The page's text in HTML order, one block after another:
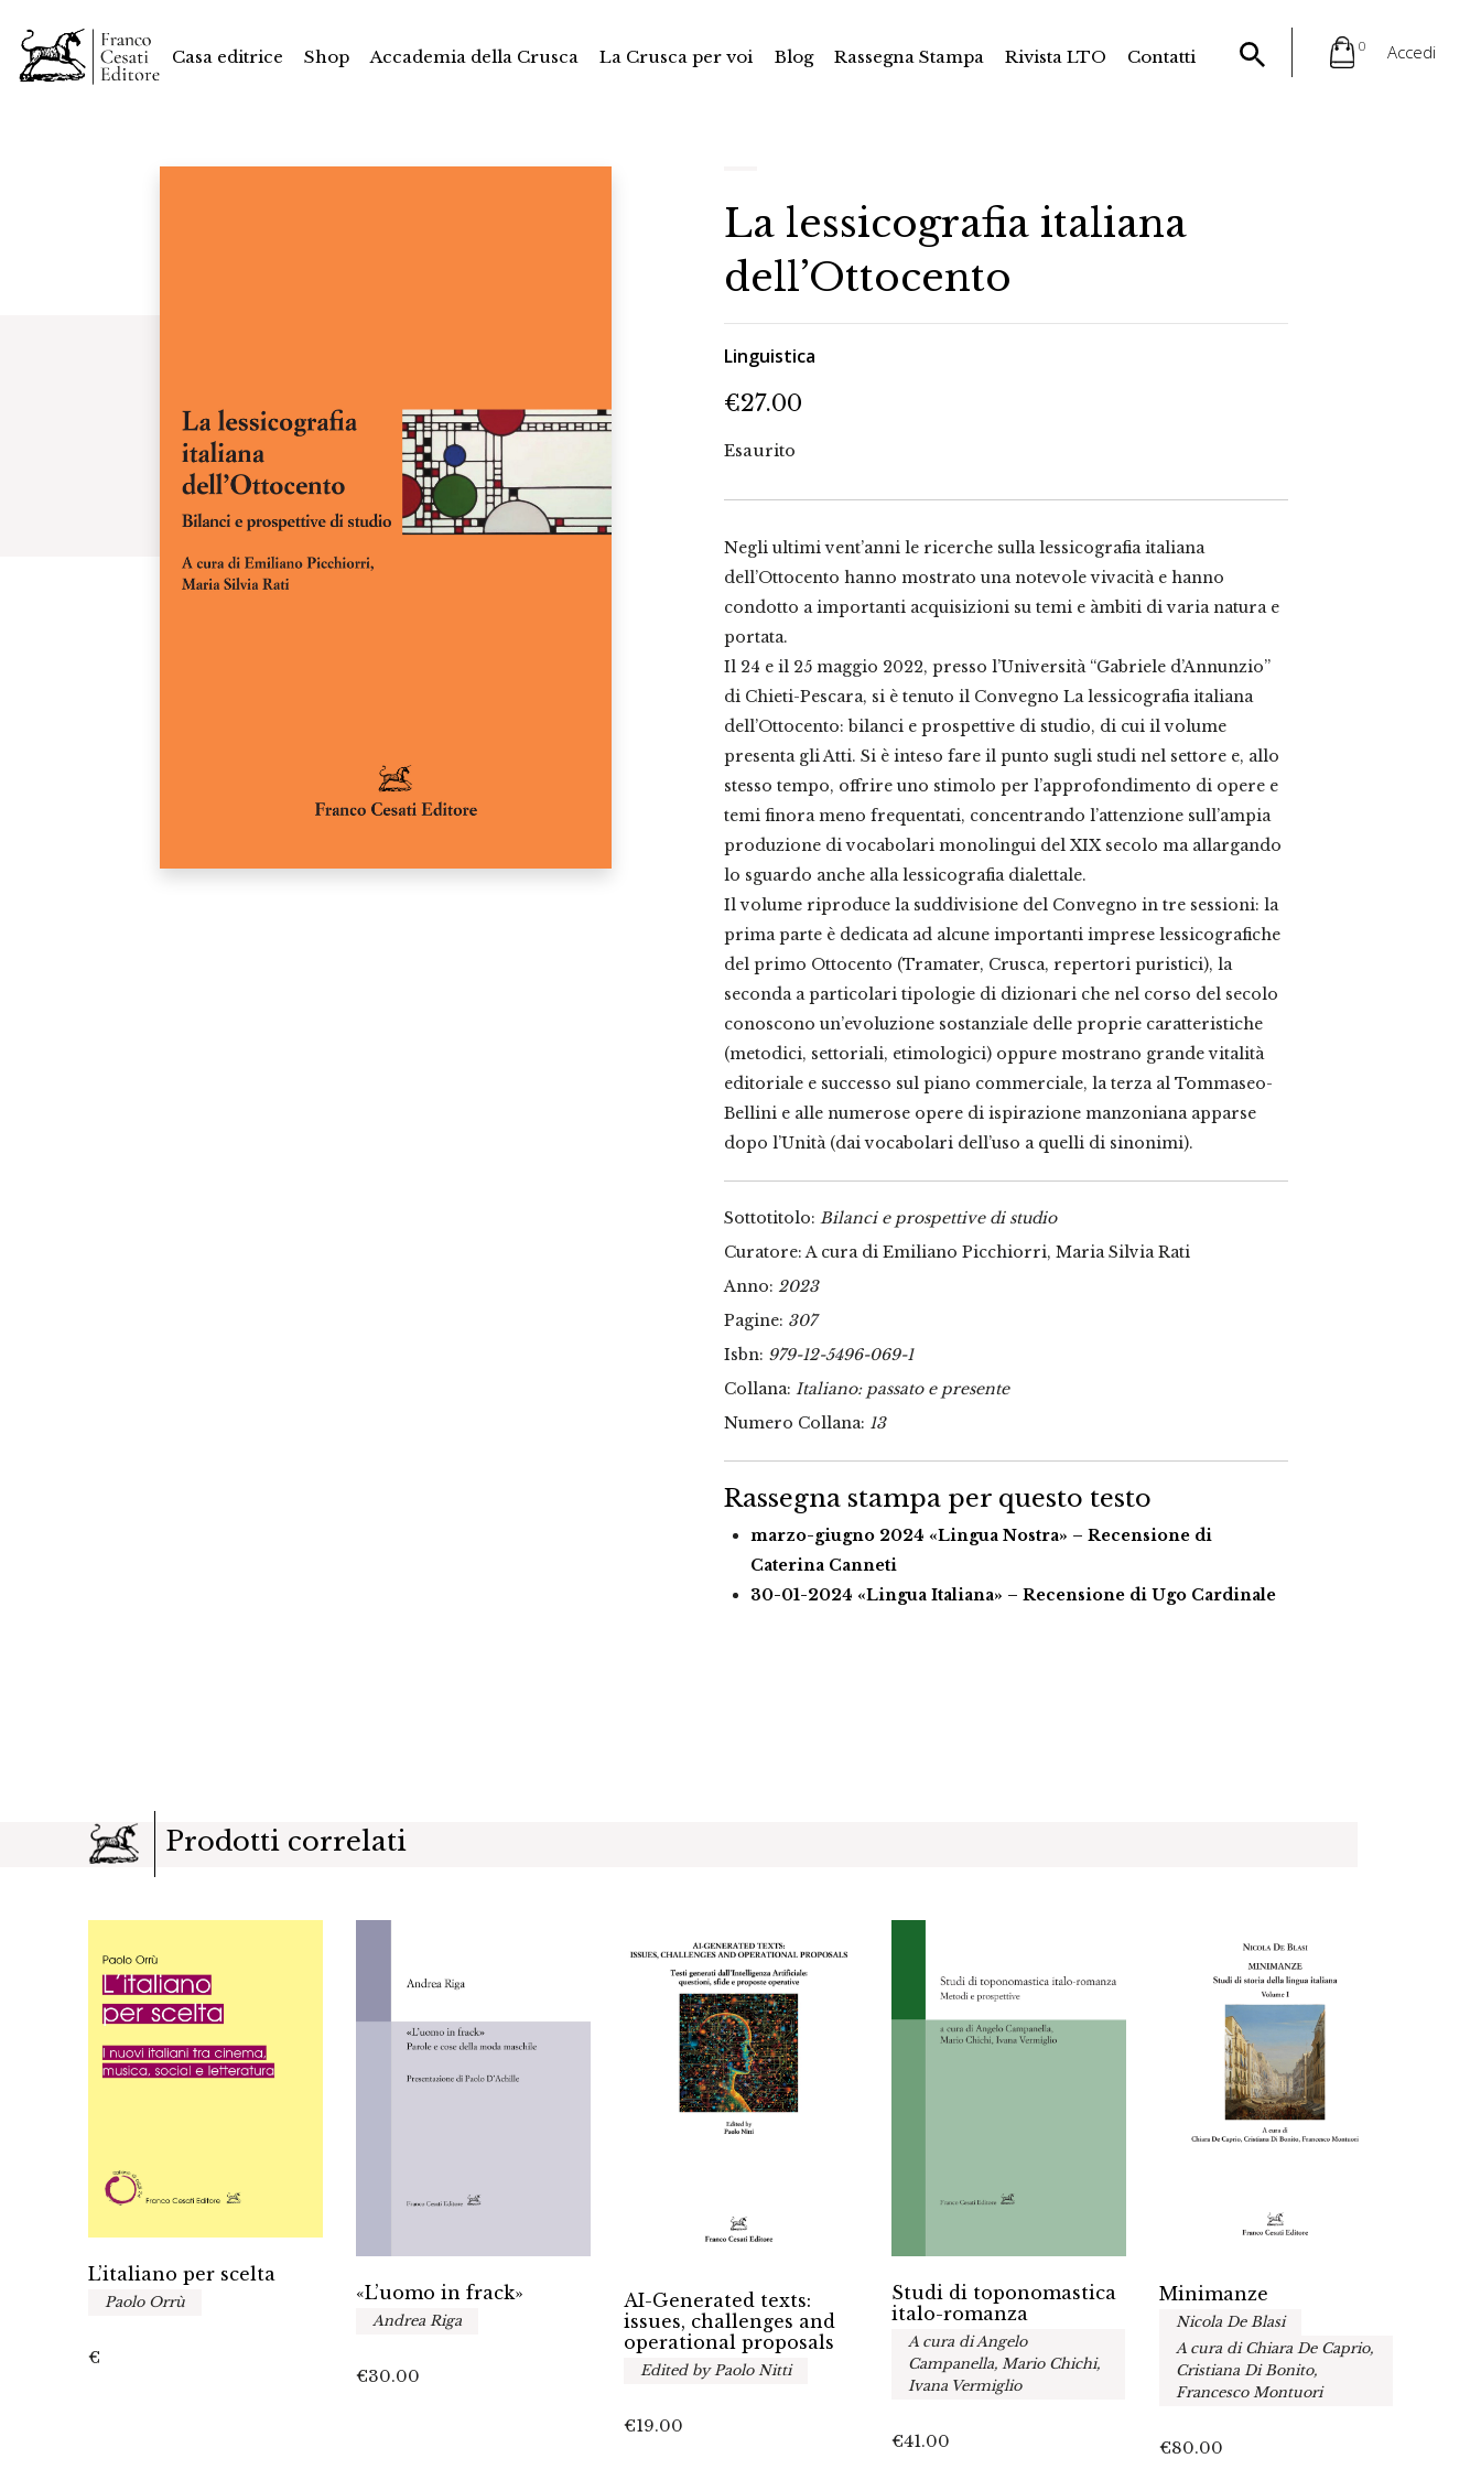
Casa editrice Shop Accademia della Crusca La Crusca per voi Blog Rassegna Stampa Rivista LTO Contatti
0 Accedi
La lessicografia italiana
dell’Ottocento
Linguistica
€27.00
Esaurito
Negli ultimi vent’anni le ricerche sulla lessicografia italiana
dell’Ottocento hanno mostrato una notevole vivacità e hanno
condotto a importanti acquisizioni su temi e àmbiti di varia natura e
portata.
Il 24 e il 25 maggio 2022, presso l’Università “Gabriele d’Annunzio”
di Chieti-Pescara, si è tenuto il Convegno La lessicografia italiana
dell’Ottocento: bilanci e prospettive di studio, di cui il volume
presenta gli Atti. Si è inteso fare il punto sugli studi nel settore e, allo
stesso tempo, offrire uno stimolo per l’approfondimento di opere e
temi finora meno frequentati, concentrando l’attenzione sull’ampia
produzione di vocabolari monolingui del XIX secolo ma allargando
lo sguardo anche alla lessicografia dialettale.
Il volume riproduce la suddivisione del Convegno in tre sessioni: la
prima parte è dedicata ad alcune importanti imprese lessicografiche
del primo Ottocento (Tramater, Crusca, repertori puristici), la
seconda a particolari tipologie di dizionari che nel corso del secolo
conoscono un’evoluzione sostanziale delle proprie caratteristiche
(metodici, settoriali, etimologici) oppure mostrano grande vitalità
editoriale e successo sul piano commerciale, la terza al Tommaseo-
Bellini e alle numerose opere di ispirazione manzoniana apparse
dopo l’Unità (dai vocabolari dell’uso a quelli di sinonimi).
Sottotitolo: Bilanci e prospettive di studio
Curatore: A cura di Emiliano Picchiorri, Maria Silvia Rati
Anno: 2023
Pagine: 307
Isbn: 979-12-5496-069-1
Collana: Italiano: passato e presente
Numero Collana: 13
Rassegna stampa per questo testo
marzo-giugno 2024 «Lingua Nostra» – Recensione di
Caterina Canneti
30-01-2024 «Lingua Italiana» – Recensione di Ugo Cardinale
Prodotti correlati
L’italiano per scelta
Paolo Orrù
€
«L’uomo in frack»
Andrea Riga
€30.00
AI-Generated texts:
issues, challenges and
operational proposals
Edited by Paolo Nitti
€19.00
Studi di toponomastica
italo-romanza
A cura di Angelo
Campanella, Mario Chichi,
Ivana Vermiglio
€41.00
Minimanze
Nicola De Blasi
A cura di Chiara De Caprio,
Cristiana Di Bonito,
Francesco Montuori
€80.00